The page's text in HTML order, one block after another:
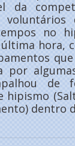
da
voluntários
no
hora,
de
hipismo
dentro